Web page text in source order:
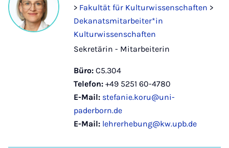
> Fakultät für Kulturwissenschaften >
Dekanatsmitarbeiter*in
Kulturwissenschaften
Sekretärin - Mitarbeiterin
Büro: C5.304
Telefon: +49 5251 60-4780
E-Mail: stefanie.koru@uni-
paderborn.de
E-Mail: lehrerhebung@kw.upb.de